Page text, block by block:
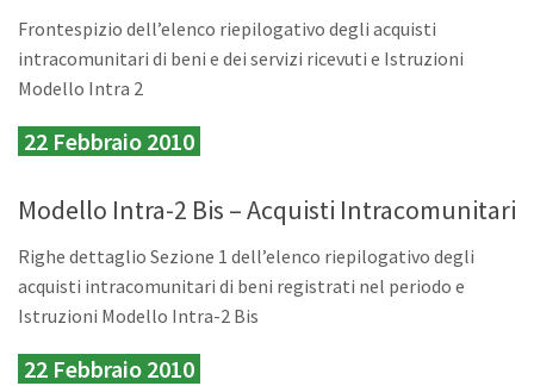
Frontespizio dell’elenco riepilogativo degli acquisti
intracomunitari di beni e dei servizi ricevuti e Istruzioni
Modello Intra 2
22 Febbraio 2010
Modello Intra-2 Bis – Acquisti Intracomunitari
Righe dettaglio Sezione 1 dell’elenco riepilogativo degli
acquisti intracomunitari di beni registrati nel periodo e
Istruzioni Modello Intra-2 Bis
22 Febbraio 2010